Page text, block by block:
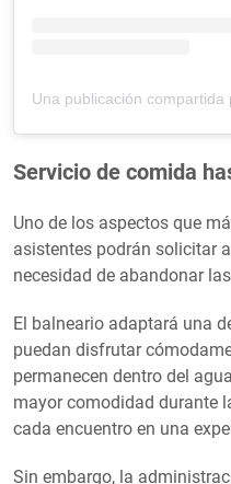
Servicio de comida
Uno de los aspectos que
asistentes podrán solicitar
necesidad de abandonar
El balneario adaptará una
puedan disfrutar
permanecen dentro del
mayor comodidad durante
cada encuentro en una
Sin embargo, la